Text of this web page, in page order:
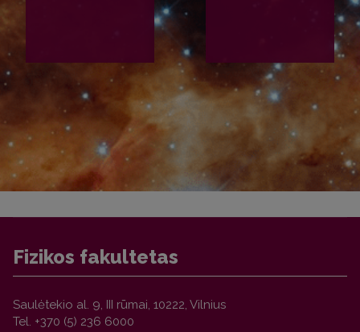
Fizikos fakultetas
Saulėtekio al. 9, III rūmai, 10222, Vilnius
Tel. +370 (5) 236 6000